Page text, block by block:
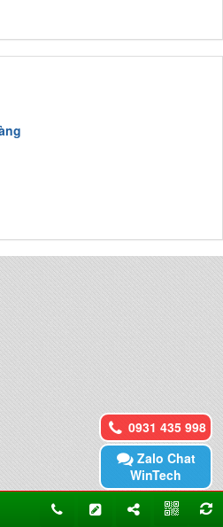
0931 435 998
Zalo Chat
WinTech